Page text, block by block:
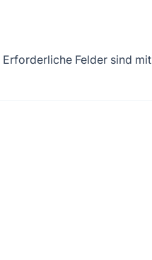
Erforderliche Felder sind mit